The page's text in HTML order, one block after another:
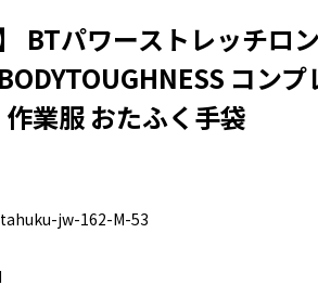
BTパワーストレッチロ
コンプ
作業服 おたふく手袋
jw-162-M-53